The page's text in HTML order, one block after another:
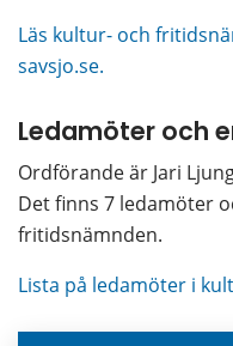
Läs kultur- och
savsjo.se.
Ledamöter och
Ordförande är Jari
Det finns 7 ledamöter
fritidsnämnden.
Lista på ledamöter i